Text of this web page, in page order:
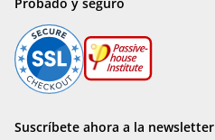
Suscríbete ahora a la newsletter